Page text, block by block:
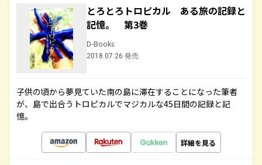
とろとろトロピカル ある旅の記録と
記憶。 第3巻
D-Books
2018.07.26 発売
子供の頃から夢見ていた南の島に滞在することになった筆者
が、島で出合うトロピカルでマジカルな45日間の記録と記
憶。
詳細を見る